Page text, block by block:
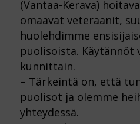
(Vantaa-Kerava)
omaavat veteraanit,
huolehdimme
puolisoista. Käytännöt
kunnittain.
– Tärkeintä on, että
puolisot ja olemme
yhteydessä.